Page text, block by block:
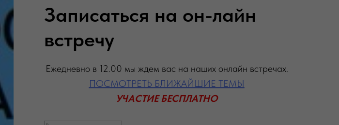
Записаться на он-лайн
встречу
Ежедневно в 12.00 мы ждем вас на наших онлайн встречах.
ПОСМОТРЕТЬ БЛИЖАЙШИЕ ТЕМЫ
УЧАСТИЕ БЕСПЛАТНО